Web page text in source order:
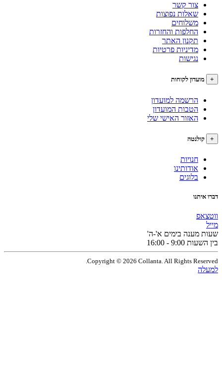
צור קשר
שאלות נפוצות
משלוחים
החלפות והחזרות
תקנון האתר
מדיניות פרטיות
נגישות
לקוחות
הרשמה למועדון
הטבות המועדון
האזור האישי שלי
חנויות
אודותינו
בלוגים
מענה בימים א'-ה'
- 16:00
Copyright © 2026 Collanta. All Rights